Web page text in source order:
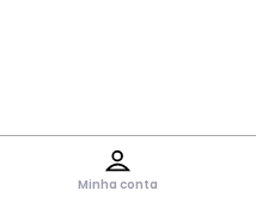
Minha conta